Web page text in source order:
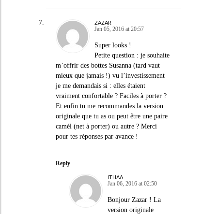
ZAZAR
Jan 05, 2016 at 20:57
Super looks !
Petite question : je souhaite
m’offrir des bottes Susanna (tard vaut
mieux que jamais !) vu l’investissement
je me demandais si : elles étaient
vraiment confortable ? Faciles à porter ?
Et enfin tu me recommandes la version
originale que tu as ou peut être une paire
camél (net à porter) ou autre ? Merci
pour tes réponses par avance !
Reply
ITHAA
Jan 06, 2016 at 02:50
Bonjour Zazar ! La
version originale